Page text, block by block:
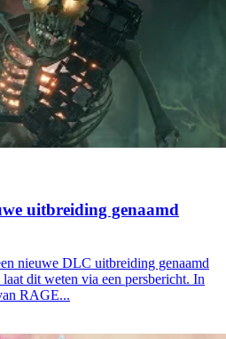
uitbreiding genaamd
nieuwe DLC uitbreiding genaamd
dit weten via een persbericht. In
RAGE...